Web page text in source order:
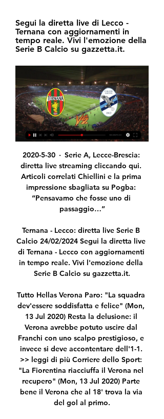
Segui la diretta live di Lecco -
Ternana con aggiornamenti in
tempo reale. Vivi l'emozione della
Serie B Calcio su gazzetta.it.
2020-5-30 · Serie A, Lecce-Brescia:
diretta live streaming cliccando qui.
Articoli correlati Chiellini e la prima
impressione sbagliata su Pogba:
“Pensavamo che fosse uno di
passaggio…”
Ternana - Lecco: diretta live Serie B
Calcio 24/02/2024 Segui la diretta live
di Ternana - Lecco con aggiornamenti
in tempo reale. Vivi l'emozione della
Serie B Calcio su gazzetta.it.
Tutto Hellas Verona Paro: "La squadra
dev'essere soddisfatta e felice" (Mon,
13 Jul 2020) Resta la delusione: il
Verona avrebbe potuto uscire dal
Franchi con uno scalpo prestigioso, e
invece si deve accontentare dell'1-1.
>> leggi di più Corriere dello Sport:
"La Fiorentina riacciuffa il Verona nel
recupero" (Mon, 13 Jul 2020) Parte
bene il Verona che al 18' trova la via
del gol al primo.